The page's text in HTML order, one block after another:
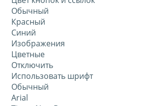
Обычный
Красный
Синий
Изображения
Цветные
Отключить
Использовать шрифт
Обычный
Arial